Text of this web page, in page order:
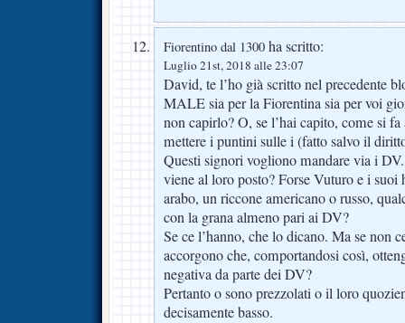
Fiorentino dal 1300 ha scritto:
Luglio 21st, 2018 alle 23:07
David, te l’ho già scritto nel precedente
MALE sia per la Fiorentina sia per voi
non capirlo? O, se l’hai capito, come si
mettere i puntini sulle i (fatto salvo il
Questi signori vogliono mandare via i
viene al loro posto? Forse Vuturo e i suoi
arabo, un riccone americano o russo,
con la grana almeno pari ai DV?
Se ce l’hanno, che lo dicano. Ma se non
accorgono che, comportandosi così,
negativa da parte dei DV?
Pertanto o sono prezzolati o il loro
decisamente basso.